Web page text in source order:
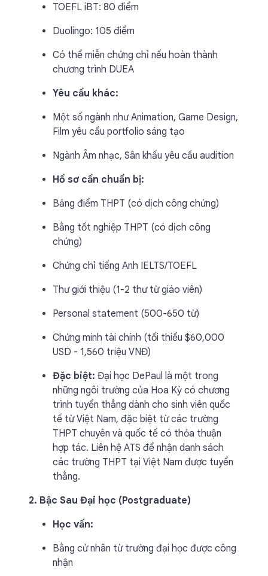
TOEFL iBT: 80 điểm
Duolingo: 105 điểm
Có thể miễn chứng chỉ nếu hoàn thành
chương trình DUEA
Yêu cầu khác:
Một số ngành như Animation, Game Design,
Film yêu cầu portfolio sáng tạo
Ngành Âm nhạc, Sân khấu yêu cầu audition
Hồ sơ cần chuẩn bị:
Bảng điểm THPT (có dịch công chứng)
Bằng tốt nghiệp THPT (có dịch công
chứng)
Chứng chỉ tiếng Anh IELTS/TOEFL
Thư giới thiệu (1-2 thư từ giáo viên)
Personal statement (500-650 từ)
Chứng minh tài chính (tối thiểu $60,000
USD - 1,560 triệu VNĐ)
Đặc biệt: Đại học DePaul là một trong
những ngôi trường của Hoa Kỳ có chương
trình tuyển thẳng dành cho sinh viên quốc
tế từ Việt Nam, đặc biệt từ các trường
THPT chuyên và quốc tế có thỏa thuận
hợp tác. Liên hệ ATS để nhận danh sách
các trường THPT tại Việt Nam được tuyển
thẳng.
2. Bậc Sau Đại học (Postgraduate)
Học vấn:
Bằng cử nhân từ trường đại học được công
nhận